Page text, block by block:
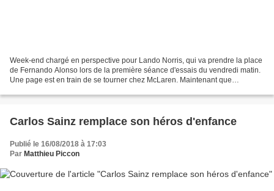
Week-end chargé en perspective pour Lando Norris, qui va prendre la place
de Fernando Alonso lors de la première séance d'essais du vendredi matin.
Une page est en train de se tourner chez McLaren. Maintenant que
Carlos Sainz remplace son héros d'enfance
Publié le 16/08/2018 à 17:03
Par Matthieu Piccon